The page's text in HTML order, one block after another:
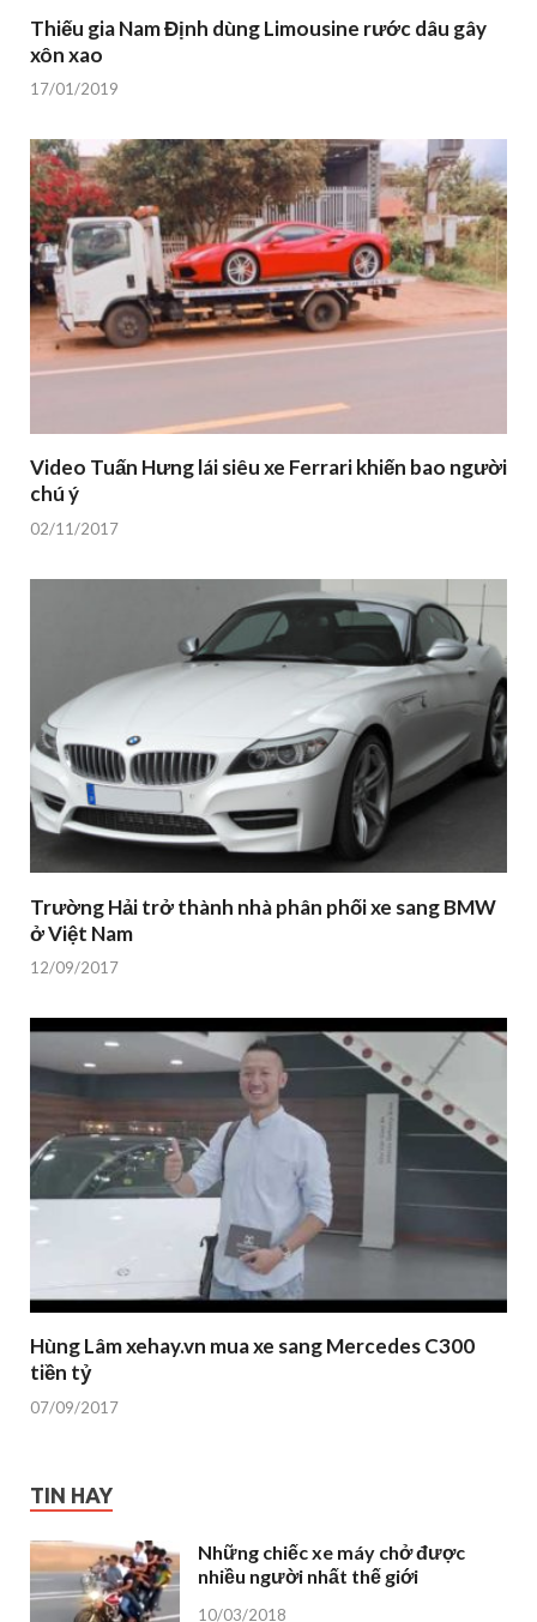
Thiếu gia Nam Định dùng Limousine rước dâu gây
xôn xao
17/01/2019
Video Tuấn Hưng lái siêu xe Ferrari khiến bao người
chú ý
02/11/2017
Trường Hải trở thành nhà phân phối xe sang BMW
ở Việt Nam
12/09/2017
Hùng Lâm xehay.vn mua xe sang Mercedes C300
tiền tỷ
07/09/2017
TIN HAY
Những chiếc xe máy chở được
nhiều người nhất thế giới
10/03/2018